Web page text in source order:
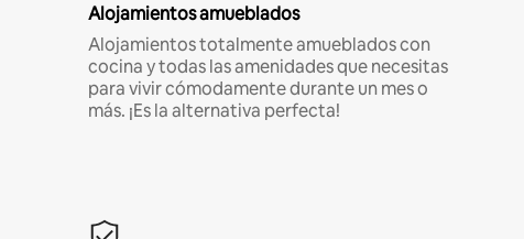
Alojamientos amueblados
Alojamientos totalmente amueblados con
cocina y todas las amenidades que necesitas
para vivir cómodamente durante un mes o
más. ¡Es la alternativa perfecta!